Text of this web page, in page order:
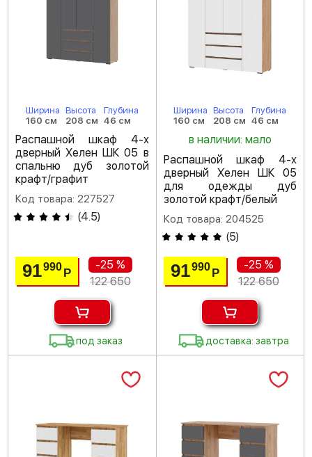
Ширина
160 см
Высота
208 см
Глубина
46 см
Распашной шкаф 4-х
дверный Хелен ШК 05 в
спальню дуб золотой
крафт/графит
Код товара: 227527
(4.5)
91990Р
-25 %
122 650
под заказ
Ширина
160 см
Высота
208 см
Глубина
46 см
в наличии: мало
Распашной шкаф 4-х
дверный Хелен ШК 05
для одежды дуб
золотой крафт/белый
Код товара: 204525
(5)
91990 Р
-25 %
122 650
доставка: завтра